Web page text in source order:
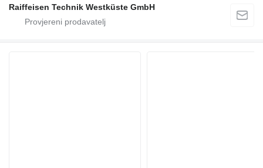
Raiffeisen Technik Westküste GmbH